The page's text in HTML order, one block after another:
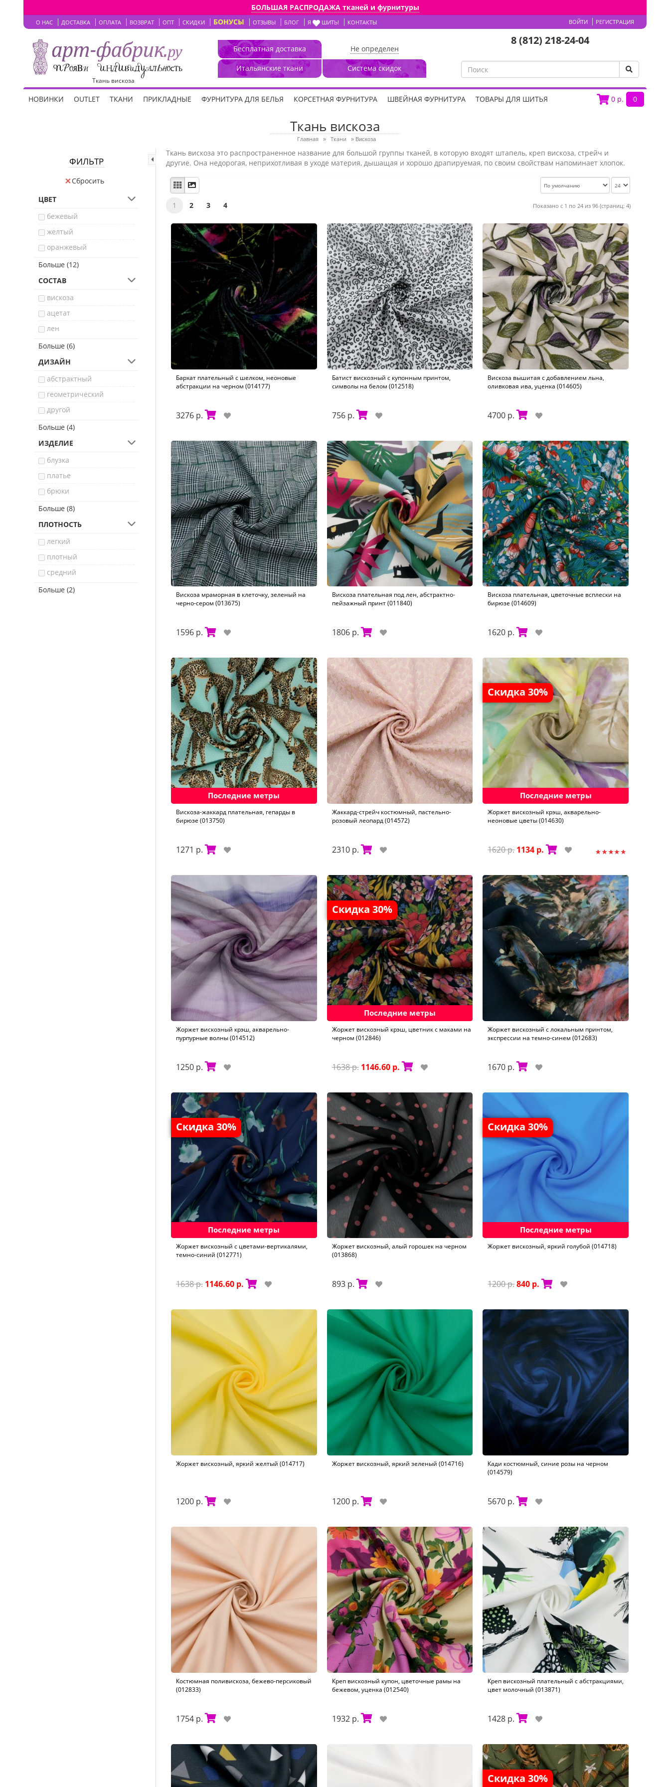
БОЛЬШАЯ РАСПРОДАЖА тканей и фурнитуры
О НАС ДОСТАВКА ОПЛАТА ВОЗВРАТ ОПТ СКИДКИ БОНУСЫ ОТЗЫВЫ БЛОГ Я ШИТЬ! КОНТАКТЫ ВОЙТИ РЕГИСТРАЦИЯ
Бесплатная доставка
Итальянские ткани
Не определен
Система скидок
8 (812) 218-24-04
Ткань вискоза
0 р. 0
НОВИНКИ OUTLET ТКАНИ ПРИКЛАДНЫЕ ФУРНИТУРА ДЛЯ БЕЛЬЯ КОРСЕТНАЯ ФУРНИТУРА ШВЕЙНАЯ ФУРНИТУРА ТОВАРЫ ДЛЯ ШИТЬЯ
Ткань вискоза
Главная » Ткани » Вискоза
ФИЛЬТР
Сбросить
ЦВЕТ
бежевый
желтый
оранжевый
коричневый
синий
зеленый
фиолетовый
серый
хаки
Больше (12)
СОСТАВ
вискоза
ацетат
лен
полиамид
люрекс
полиуретан
хлопок
Больше (6)
ДИЗАЙН
абстрактный
геометрический
другой
растительный
однотонный
фауна
Больше (4)
ИЗДЕЛИЕ
блузка
платье
брюки
юбка
жакет
легкое пальто
нижнее белье
Больше (8)
ПЛОТНОСТЬ
легкий
плотный
средний
тонкий
Больше (2)
Ткань вискоза это распространенное название для большой группы тканей, в которую входят штапель, креп вискоза, стрейч и
другие. Она недорогая, неприхотливая в уходе материя, дышащая и хорошо драпируемая, по своим свойствам напоминает хлопок.
1 2 3 4 Показано с 1 по 24 из 96 (страниц: 4)
Бархат плательный с шелком, неоновые
абстракции на черном (014177)
3276 р.
Батист вискозный с купонным принтом,
символы на белом (012518)
756 р.
Вискоза вышитая с добавлением льна,
оливковая ива, уценка (014605)
4700 р.
Вискоза мраморная в клеточку, зеленый на
черно-сером (013675)
1596 р.
Вискоза плательная под лен, абстрактно-
пейзажный принт (011840)
1806 р.
Вискоза плательная, цветочные всплески на
бирюзе (014609)
1620 р.
Последние метры
Вискоза-жаккард плательная, гепарды в
бирюзе (013750)
1271 р.
Жаккард-стрейч костюмный, пастельно-
розовый леопард (014572)
2310 р.
Скидка 30%
Последние метры
Жоржет вискозный крэш, акварельно-
неоновые цветы (014630)
1620 р. 1134 р.
Жоржет вискозный крэш, акварельно-
пурпурные волны (014512)
1250 р.
Скидка 30%
Последние метры
Жоржет вискозный крэш, цветник с маками на
черном (012846)
1638 р. 1146.60 р.
Жоржет вискозный с локальным принтом,
экспрессии на темно-синем (012683)
1670 р.
Скидка 30%
Последние метры
Жоржет вискозный с цветами-вертикалями,
темно-синий (012771)
1638 р. 1146.60 р.
Жоржет вискозный, алый горошек на черном
(013868)
893 р.
Скидка 30%
Последние метры
Жоржет вискозный, яркий голубой (014718)
1200 р.840 р.
Жоржет вискозный, яркий желтый (014717)
1200 р.
Жоржет вискозный, яркий зеленый (014716)
1200 р.
Кади костюмный, синие розы на черном
(014579)
5670 р.
Костюмная поливискоза, бежево-персиковый
(012833)
1754 р.
Креп вискозный купон, цветочные рамы на
бежевом, уценка (012540)
1932 р.
Креп вискозный плательный с абстракциями,
цвет молочный (013871)
1428 р.
Скидка 30%